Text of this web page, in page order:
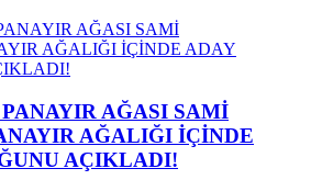
AĞASI SAMİ
AĞALIĞI İÇİNDE
AÇIKLADI!